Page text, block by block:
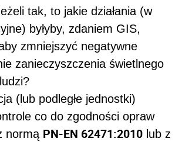
tak, to jakie działania (w
byłyby, zdaniem GIS,
zmniejszyć negatywne
zanieczyszczenia świetlnego
(lub podległe jednostki)
co do zgodności opraw
normą PN-EN 62471:2010 lub z